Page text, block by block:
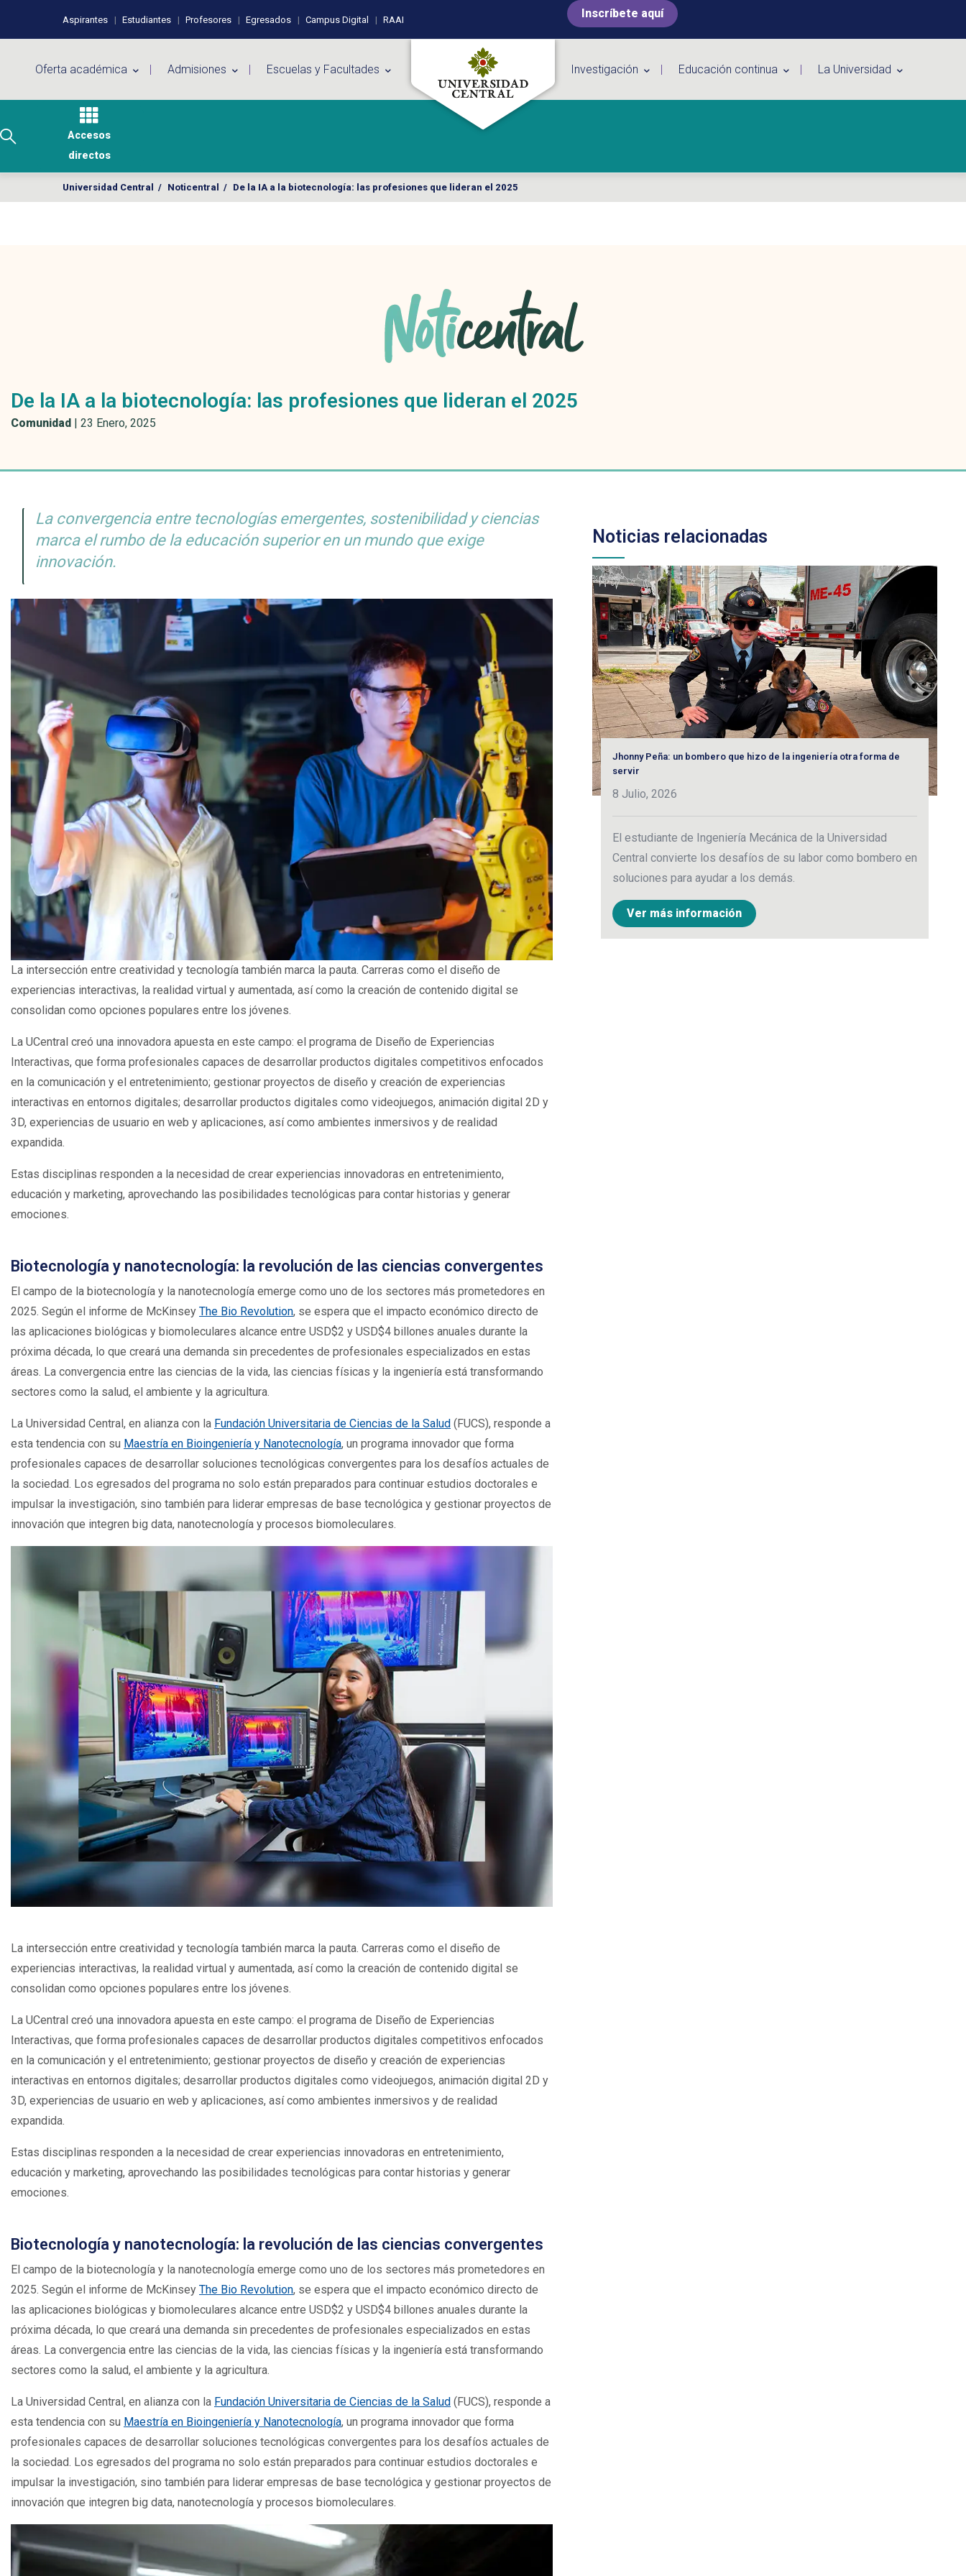
Perfiles de usuario
Aspirantes Estudiantes Profesores Egresados Campus Digital RAAI Inscríbete aquí
Oferta académica Admisiones Escuelas y Facultades Investigación Educación continua La Universidad
Accesos
directos
Universidad Central / Noticentral / De la IA a la biotecnología: las profesiones que lideran el 2025
De la IA a la biotecnología: las profesiones que lideran el 2025
Comunidad | 23 Enero, 2025
La convergencia entre tecnologías emergentes, sostenibilidad y ciencias
marca el rumbo de la educación superior en un mundo que exige
innovación.
Noticias relacionadas
Jhonny Peña: un bombero que hizo de la ingeniería otra forma de
servir
8 Julio, 2026
El estudiante de Ingeniería Mecánica de la Universidad
Central convierte los desafíos de su labor como bombero en
soluciones para ayudar a los demás.
Ver más información
La intersección entre creatividad y tecnología también marca la pauta. Carreras como el diseño de
experiencias interactivas, la realidad virtual y aumentada, así como la creación de contenido digital se
consolidan como opciones populares entre los jóvenes.
La UCentral creó una innovadora apuesta en este campo: el programa de Diseño de Experiencias
Interactivas, que forma profesionales capaces de desarrollar productos digitales competitivos enfocados
en la comunicación y el entretenimiento; gestionar proyectos de diseño y creación de experiencias
interactivas en entornos digitales; desarrollar productos digitales como videojuegos, animación digital 2D y
3D, experiencias de usuario en web y aplicaciones, así como ambientes inmersivos y de realidad
expandida.
Estas disciplinas responden a la necesidad de crear experiencias innovadoras en entretenimiento,
educación y marketing, aprovechando las posibilidades tecnológicas para contar historias y generar
emociones.
Biotecnología y nanotecnología: la revolución de las ciencias convergentes
El campo de la biotecnología y la nanotecnología emerge como uno de los sectores más prometedores en
2025. Según el informe de McKinsey The Bio Revolution, se espera que el impacto económico directo de
las aplicaciones biológicas y biomoleculares alcance entre USD$2 y USD$4 billones anuales durante la
próxima década, lo que creará una demanda sin precedentes de profesionales especializados en estas
áreas. La convergencia entre las ciencias de la vida, las ciencias físicas y la ingeniería está transformando
sectores como la salud, el ambiente y la agricultura.
La Universidad Central, en alianza con la Fundación Universitaria de Ciencias de la Salud (FUCS), responde a
esta tendencia con su Maestría en Bioingeniería y Nanotecnología, un programa innovador que forma
profesionales capaces de desarrollar soluciones tecnológicas convergentes para los desafíos actuales de
la sociedad. Los egresados del programa no solo están preparados para continuar estudios doctorales e
impulsar la investigación, sino también para liderar empresas de base tecnológica y gestionar proyectos de
innovación que integren big data, nanotecnología y procesos biomoleculares.
La intersección entre creatividad y tecnología también marca la pauta. Carreras como el diseño de
experiencias interactivas, la realidad virtual y aumentada, así como la creación de contenido digital se
consolidan como opciones populares entre los jóvenes.
La UCentral creó una innovadora apuesta en este campo: el programa de Diseño de Experiencias
Interactivas, que forma profesionales capaces de desarrollar productos digitales competitivos enfocados
en la comunicación y el entretenimiento; gestionar proyectos de diseño y creación de experiencias
interactivas en entornos digitales; desarrollar productos digitales como videojuegos, animación digital 2D y
3D, experiencias de usuario en web y aplicaciones, así como ambientes inmersivos y de realidad
expandida.
Estas disciplinas responden a la necesidad de crear experiencias innovadoras en entretenimiento,
educación y marketing, aprovechando las posibilidades tecnológicas para contar historias y generar
emociones.
Biotecnología y nanotecnología: la revolución de las ciencias convergentes
El campo de la biotecnología y la nanotecnología emerge como uno de los sectores más prometedores en
2025. Según el informe de McKinsey The Bio Revolution, se espera que el impacto económico directo de
las aplicaciones biológicas y biomoleculares alcance entre USD$2 y USD$4 billones anuales durante la
próxima década, lo que creará una demanda sin precedentes de profesionales especializados en estas
áreas. La convergencia entre las ciencias de la vida, las ciencias físicas y la ingeniería está transformando
sectores como la salud, el ambiente y la agricultura.
La Universidad Central, en alianza con la Fundación Universitaria de Ciencias de la Salud (FUCS), responde a
esta tendencia con su Maestría en Bioingeniería y Nanotecnología, un programa innovador que forma
profesionales capaces de desarrollar soluciones tecnológicas convergentes para los desafíos actuales de
la sociedad. Los egresados del programa no solo están preparados para continuar estudios doctorales e
impulsar la investigación, sino también para liderar empresas de base tecnológica y gestionar proyectos de
innovación que integren big data, nanotecnología y procesos biomoleculares.